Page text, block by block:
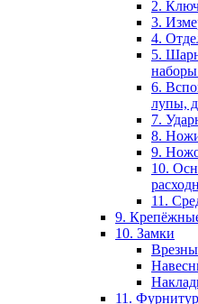
2.
3.
4.
5.
6.
лупы,
7.
8.
9.
10.
11.
9.
10. Замки
11.